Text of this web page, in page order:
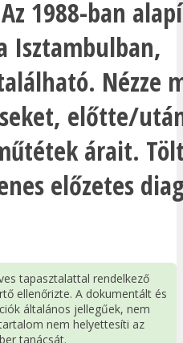
1988-ban
Nézze
előtte/
árait.
előzetes
tapasztalattal rendelkező
ellenőrizte. A dokumentált és
általános jellegűek, nem
nem helyettesíti az
tanácsát.